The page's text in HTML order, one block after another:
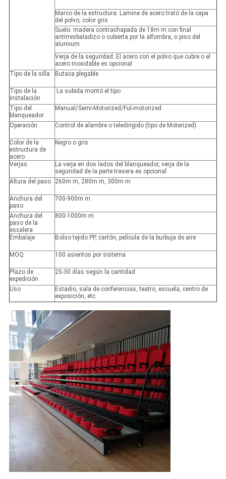
Marco de la estructura: Lamine de acero trató de la capa
del polvo, color gris
Suelo: madera contrachapada de 18m m con final
antirresbaladizo o cubierta por la alfombra, o piso del
alumium
Verja de la seguridad: El acero con el polvo que cubre o el
acero inoxidable es opcional
Tipo de la silla
Butaca plegable
Tipo de la
instalación
La subida montó el tipo
Tipo del
blanqueador
Manual/Semi-Motorized/Ful-motorized
Operación Control de alambre o teledirigido (tipo de Moterized)
Color de la
estructura de
acero
Negro o gris
Verjas
La verja en dos lados del blanqueador, verja de la
seguridad de la parte trasera es opcional
Altura del paso
260m m, 280m m, 300m m
Anchura del
paso
700-900m m
Anchura del
paso de la
escalera
800-1000m m
Embalaje Bolso tejido PP, cartón, película de la burbuja de aire
MOQ 100 asientos por sistema
Plazo de
expedición
25-30 días según la cantidad
Uso
Estadio, sala de conferencias, teatro, escuela, centro de
exposición, etc.